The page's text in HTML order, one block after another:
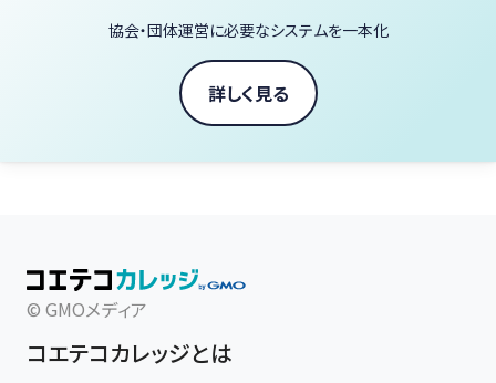
協会・団体運営に必要なシステムを一本化
詳しく見る
© GMOメディア
コエテコカレッジとは